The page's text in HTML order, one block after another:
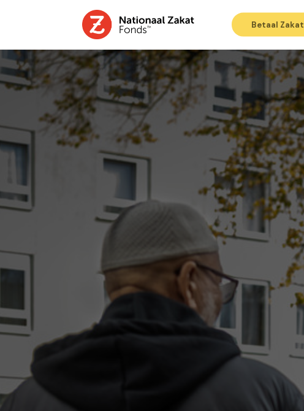
Betaal Zakat